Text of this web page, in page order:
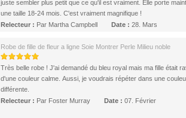
juste sembler plus petit que ce qu'il est vraiment. Elle porte
une taille 18-24 mois. C'est vraiment magnifique !
Relecteur : Par Martha Campbell Date : 28. Mars
Robe de fille de fleur a ligne Soie Montrer Perle Milieu noble
Très belle robe ! J'ai demandé du bleu royal mais ma fille était
d'une couleur calme. Aussi, je voudrais répéter dans une
différente.
Relecteur : Par Foster Murray Date : 07. Février